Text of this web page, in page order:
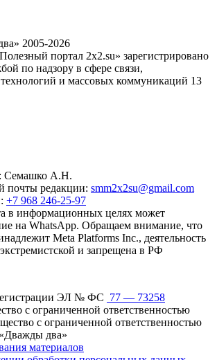
2005-2026
портал 2x2.su» зарегистрировано
по надзору в сфере связи,
и массовых коммуникаций 13
Семашко А.Н.
почты редакции: smm2x2su@gmail.com
+7 968 246-25-97
в информационных целях может
на WhatsApp. Обращаем внимание, что
Meta Platforms Inc., деятельность
и запрещена в РФ
ЭЛ № ФС 77 — 73258
с ограниченной ответственностью
с ограниченной ответственностью
два»
материалов